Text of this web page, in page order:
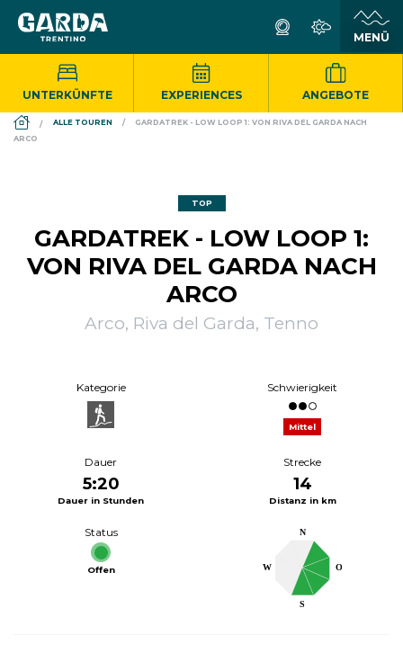
UNTERKÜNFTE EXPERIENCES ANGEBOTE
DS_BREADCRUMB.HOME
ALLE TOUREN
GARDATREK - LOW LOOP 1: VON RIVA DEL GARDA NACH
ARCO
TOP
GARDATREK - LOW LOOP 1:
VON RIVA DEL GARDA NACH
ARCO
Arco, Riva del Garda, Tenno
Kategorie Schwierigkeit
Mittel
Dauer
5:20
Dauer in Stunden
Strecke
14
Distanz in km
Status
Offen W
S
O
N